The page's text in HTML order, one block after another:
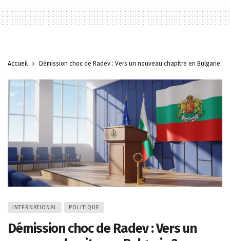
Accueil Démission choc de Radev : Vers un nouveau chapitre en Bulgarie ?
INTERNATIONAL POLITIQUE
Démission choc de Radev : Vers un